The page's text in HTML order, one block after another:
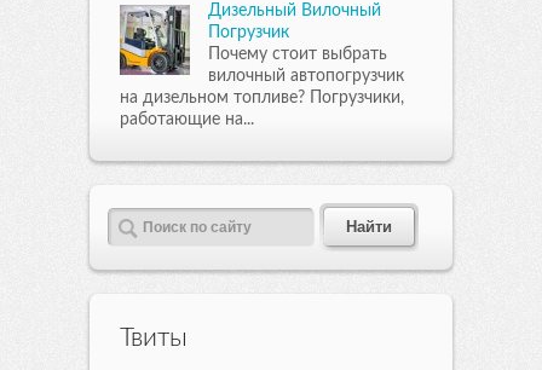
Дизельный Вилочный
Погрузчик
Почему стоит выбрать
вилочный автопогрузчик
на дизельном топливе? Погрузчики,
работающие на...
Твиты